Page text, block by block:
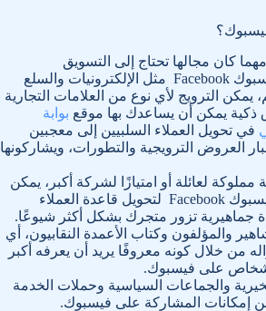
مهما كان مجالها تحتاج إلى التسويق
الالكتروني عبر فيسبوك Facebook مثل الإلكترونيات والسلع
يمكن الترويج لأي نوع من العلامات التجارية
ذكية يمكن أن يساعدك بها موقع بوابة
في تحويل العملاء السلبيين إلى معجبين
العروض الترويجية والتطورات، ويشاركونها
لعائلة أو امتيازًا لشركة أكبر، يمكن
استخدام صفحة فيسبوك Facebook لتحويل قاعدة العملاء
جماهيرية تزور متجرك بشكل أكثر شيوعًا.
والمؤلفون وكتاب الأعمدة النقابيون، أي
خلال كونه معروفًا يريد أن يعرفه أكبر
على فيسبوك.
والجماعات السياسية وحملات الخدمة
من إمكانات المشاركة على فيسبوك.